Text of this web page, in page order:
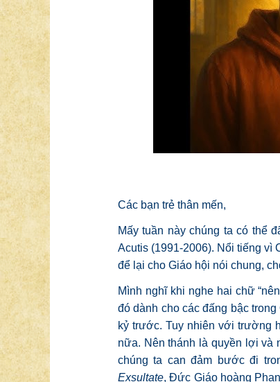
Các bạn trẻ thân mến,
Mấy tuần này chúng ta có thể
Acutis (1991-2006). Nổi tiếng vì
để lại cho Giáo hội nói chung,
Mình nghĩ khi nghe hai chữ
đó dành cho các đấng bậc
kỷ trước. Tuy nhiên với trường
nữa. Nên thánh là quyền lợi và
chúng ta can đảm bước đi
Exsultate, Đức Giáo hoàng